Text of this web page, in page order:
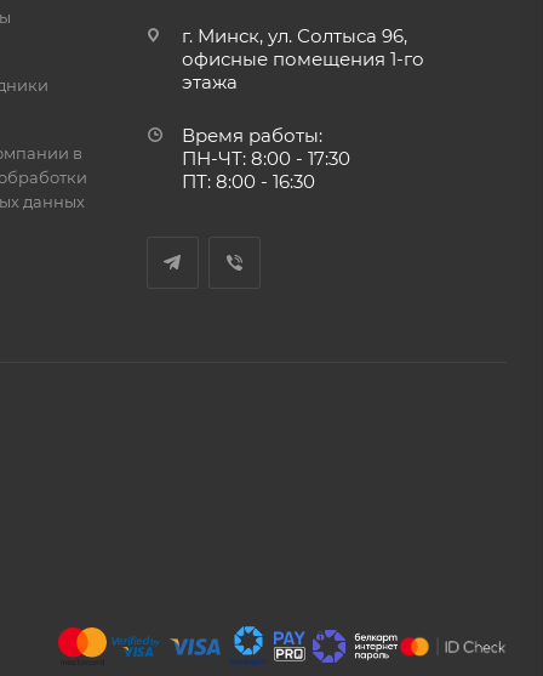
в
данных
г. Минск, ул. Солтыса 96,
офисные помещения 1-го
этажа
Время работы:
ПН-ЧТ: 8:00 - 17:30
ПТ: 8:00 - 16:30